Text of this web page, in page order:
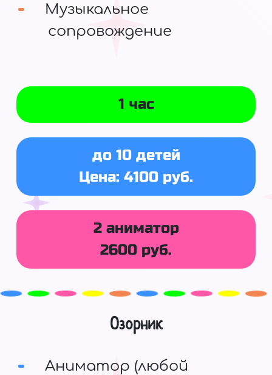
Музыкальное
сопровождение
1 час
до 10 детей
Цена: 4100 руб.
2 аниматор
2600 руб.
Озорник
Аниматор (любой